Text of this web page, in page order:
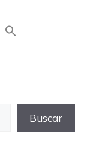
Buscar